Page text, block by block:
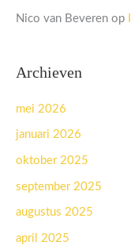
Nico van Beveren op
Archieven
mei 2026
januari 2026
oktober 2025
september 2025
augustus 2025
april 2025